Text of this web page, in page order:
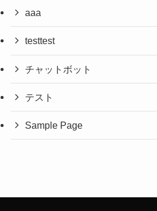
aaa
testtest
チャットボット
テスト
Sample Page